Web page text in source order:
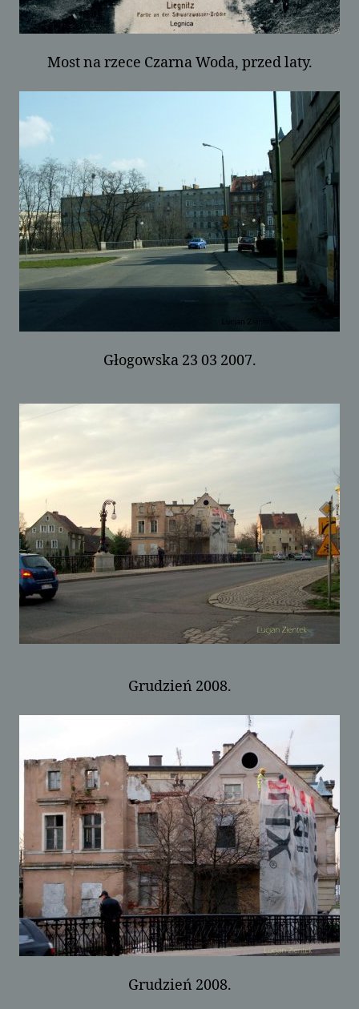
Most na rzece Czarna Woda, przed laty.
Głogowska 23 03 2007.
Grudzień 2008.
Grudzień 2008.